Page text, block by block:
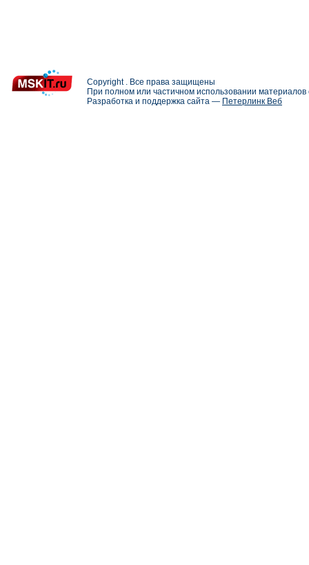
Copyright . Все права защищены
При полном или частичном использовании
Разработка и поддержка сайта — Петерлинк Веб